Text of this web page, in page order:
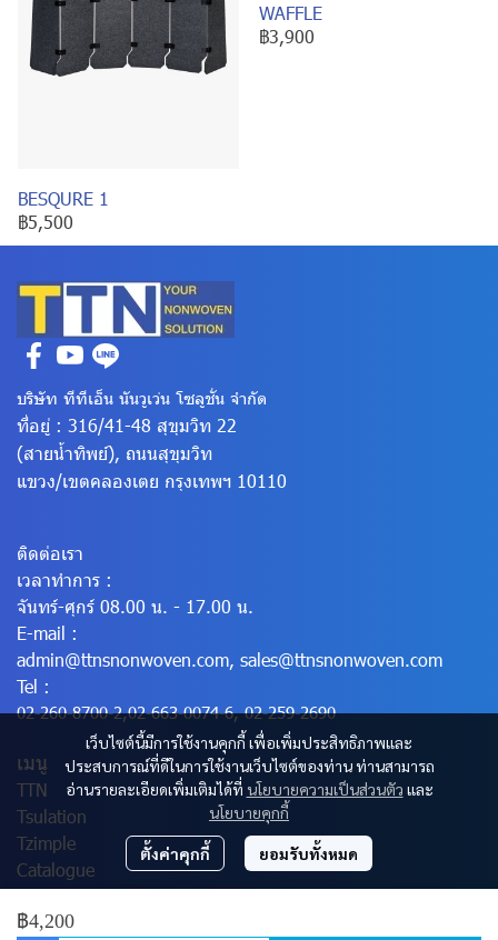
BESQURE 1
฿5,500
WAFFLE
฿3,900
฿4,200
เว็บไซต์นี้มีการใช้งานคุกกี้ เพื่อเพิ่มประสิทธิภาพและ
ประสบการณ์ที่ดีในการใช้งานเว็บไซต์ของท่าน ท่านสามารถ
อ่านรายละเอียดเพิ่มเติมได้ที่ นโยบายความเป็นส่วนตัว และ
นโยบายคุกกี้
ตั้งค่าคุกกี้ ยอมรับทั้งหมด
บริษัท ทีทีเอ็น นันวูเว่น โซลูชั่น จำกัด
ที่อยู่ : 316/41-48 สุขุมวิท 22
(สายน้ำทิพย์), ถนนสุขุมวิท
แขวง/เขตคลองเตย กรุงเทพฯ 10110
ติดต่อเรา
เวลาทำการ :
จันทร์-ศุกร์ 08.00 น. - 17.00 น.
E-mail :
admin@ttnsnonwoven.com, sales@ttnsnonwoven.com
Tel :
02-260-8700-2,02-663-0074-6,02-259-2690
เมนู
TTN
Tsulation
Tzimple
Catalogue